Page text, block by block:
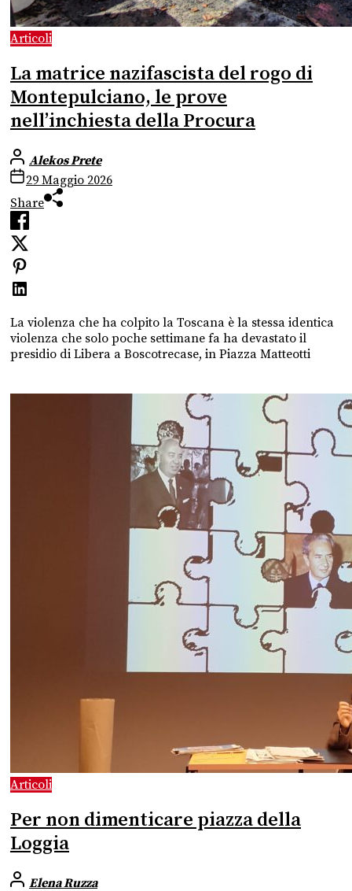
Articoli
La matrice nazifascista del rogo di
Montepulciano, le prove
nell’inchiesta della Procura
Alekos Prete
29 Maggio 2026
Share
La violenza che ha colpito la Toscana è la stessa identica
violenza che solo poche settimane fa ha devastato il
presidio di Libera a Boscotrecase, in Piazza Matteotti
Articoli
Per non dimenticare piazza della
Loggia
Elena Ruzza